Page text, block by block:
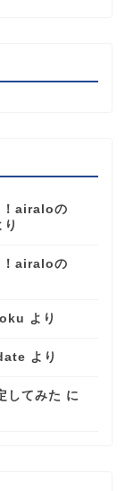
！airaloの
り
！airaloの
より
より
してみた に